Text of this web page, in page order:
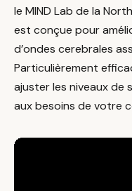
le MIND Lab de la
est conçue pour
d’ondes cerebrales
Particulièrement
ajuster les niveaux
aux besoins de votre